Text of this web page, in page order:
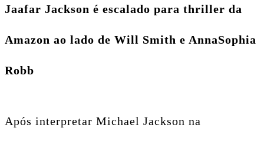
Jaafar Jackson é escalado para thriller da
Amazon ao lado de Will Smith e AnnaSophia
Robb
Após interpretar Michael Jackson na